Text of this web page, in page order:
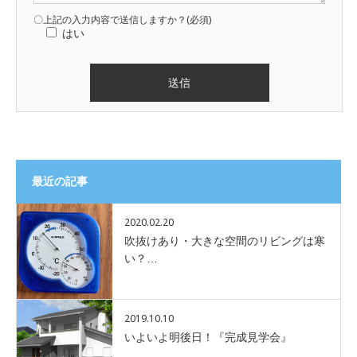
〇上記の入力内容で送信しますか？(必須)
はい
最近の記事
2020.02.20
吹抜けあり・大きな空間のリビングは寒
い？…
2019.10.10
いよいよ明後日！『完成見学会』